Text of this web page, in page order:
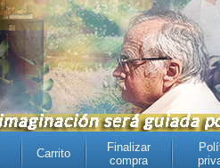
Carrito
Finalizar
compra